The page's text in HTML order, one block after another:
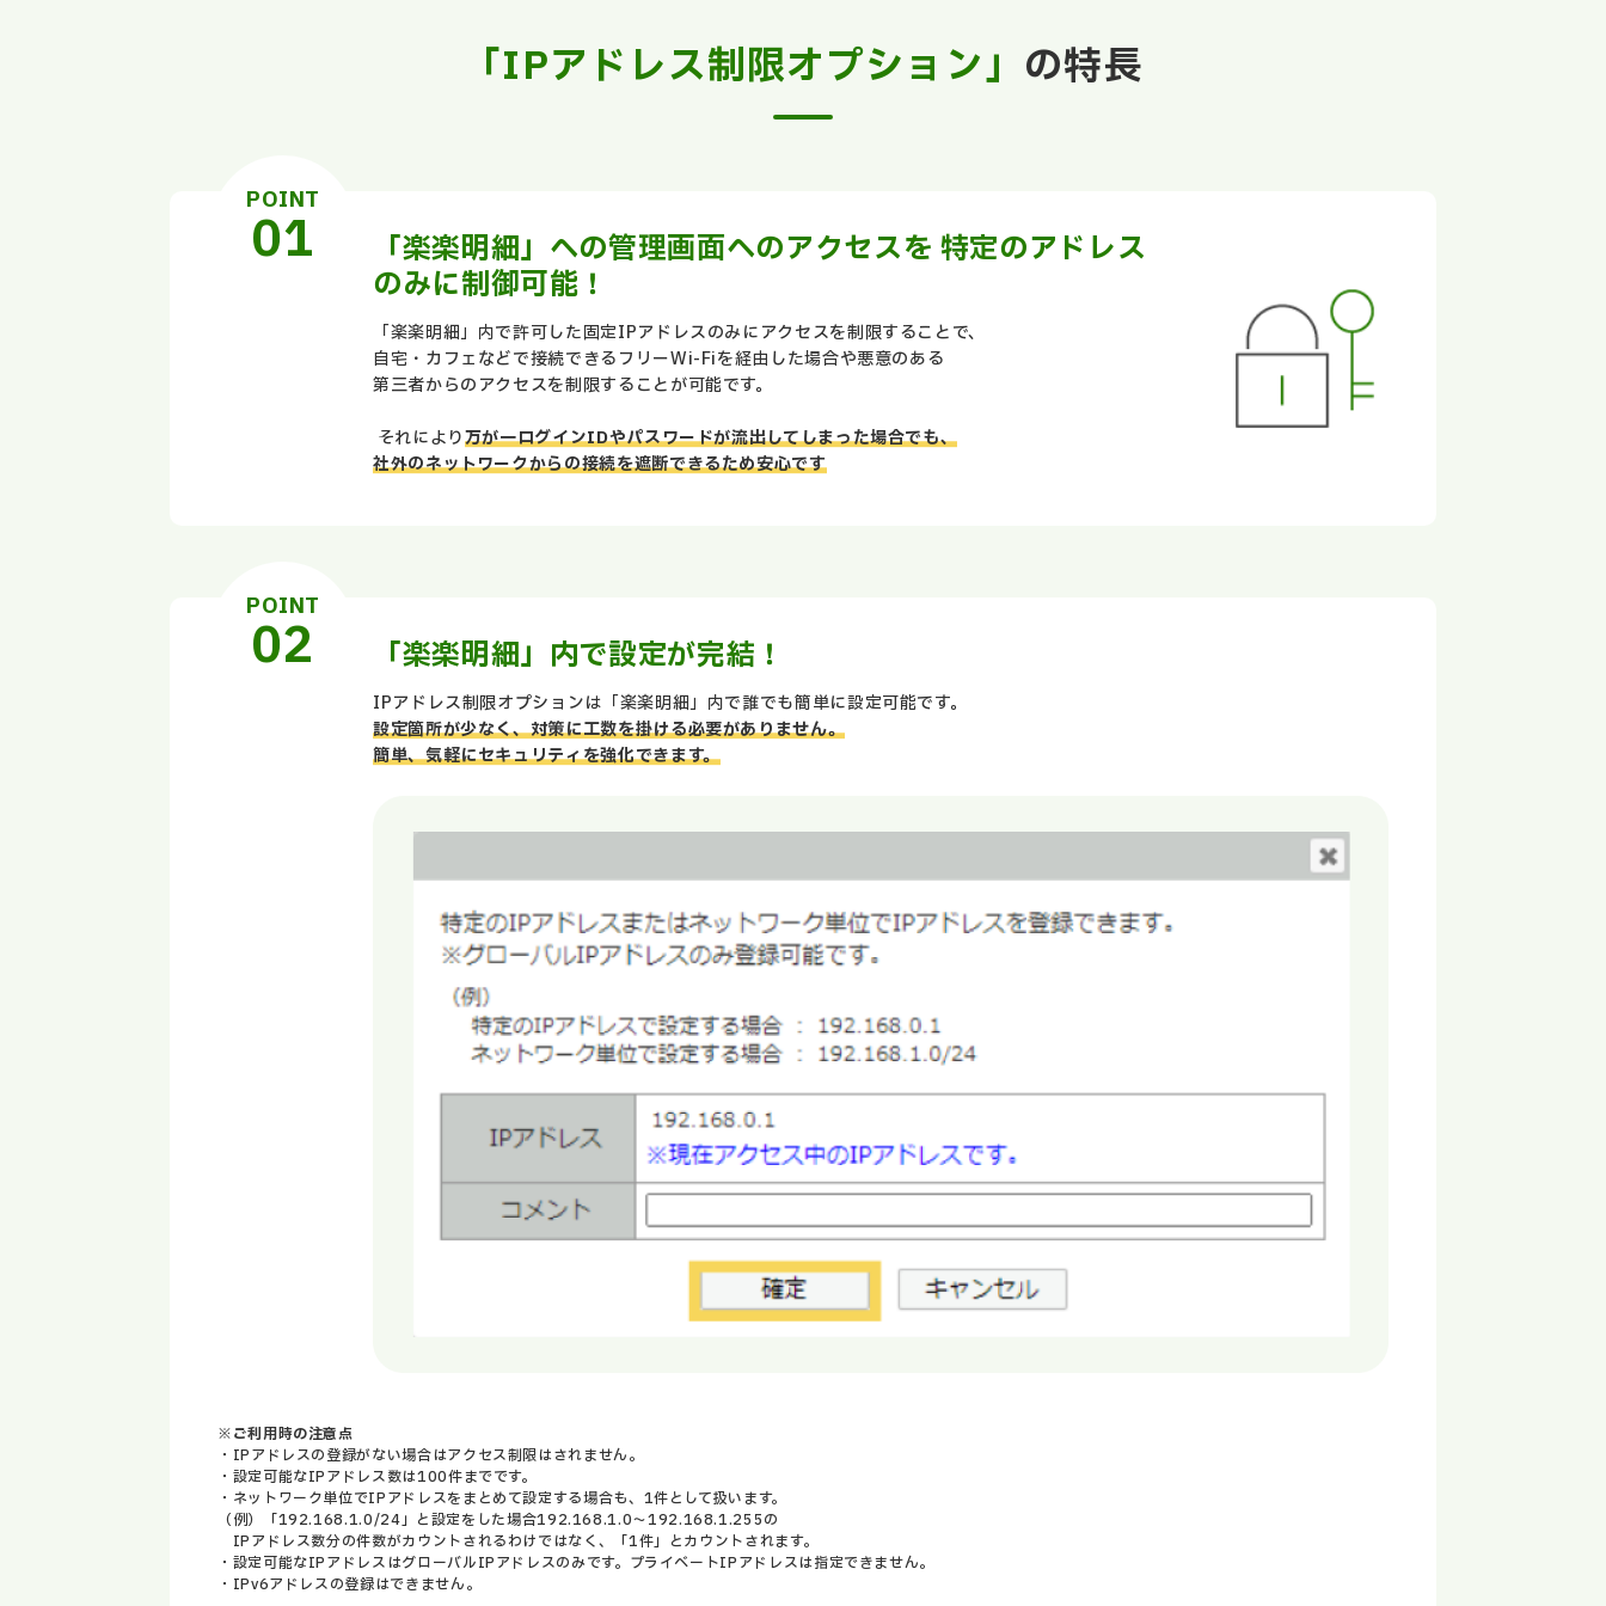
「IPアドレス制限オプション」 の特長
POINT
「楽楽明細」への管理画面へのアクセスを 特定のアドレス
のみに制御可能！
「楽楽明細」内で許可した固定IPアドレスのみにアクセスを制限することで、
自宅・カフェなどで接続できるフリーWi-Fiを経由した場合や悪意のある
第三者からのアクセスを制限することが可能です。
それにより万が一ログインIDやパスワードが流出してしまった場合でも、
社外のネットワークからの接続を遮断できるため安心です
POINT
「楽楽明細」内で設定が完結！
IPアドレス制限オプションは「楽楽明細」内で誰でも簡単に設定可能です。
設定箇所が少なく、対策に工数を掛ける必要がありません。
簡単、気軽にセキュリティを強化できます。
※ご利用時の注意点
・IPアドレスの登録がない場合はアクセス制限はされません。
・設定可能なIPアドレス数は100件までです。
・ネットワーク単位でIPアドレスをまとめて設定する場合も、1件として扱います。
（例）「192.168.1.0/24」と設定をした場合192.168.1.0～192.168.1.255の
IPアドレス数分の件数がカウントされるわけではなく、「1件」とカウントされます。
・設定可能なIPアドレスはグローバルIPアドレスのみです。プライベートIPアドレスは指定できません。
・IPv6アドレスの登録はできません。